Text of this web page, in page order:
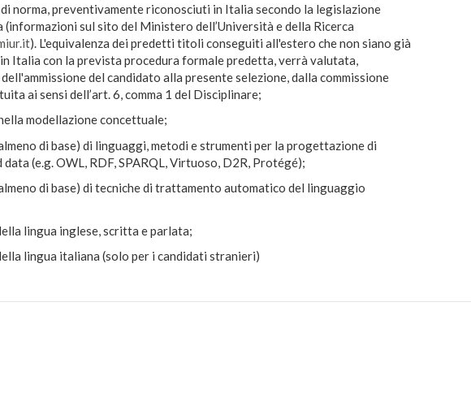
norma, preventivamente riconosciuti in Italia secondo la legislazione
(informazioni sul sito del Ministero dell’Università e della Ricerca
). L'equivalenza dei predetti titoli conseguiti all'estero che non siano già
Italia con la prevista procedura formale predetta, verrà valutata,
del candidato alla presente selezione, dalla commissione
ai sensi dell’art. 6, comma 1 del Disciplinare;
modellazione concettuale;
di base) di linguaggi, metodi e strumenti per la progettazione di
(e.g. OWL, RDF, SPARQL, Virtuoso, D2R, Protégé);
di base) di tecniche di trattamento automatico del linguaggio
lingua inglese, scritta e parlata;
lingua italiana (solo per i candidati stranieri)